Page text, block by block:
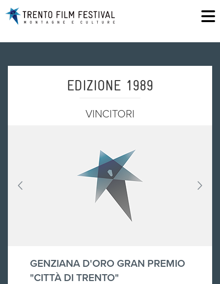
EDIZIONE 1989
VINCITORI
GENZIANA D'ORO GRAN PREMIO
"CITTÀ DI TRENTO"